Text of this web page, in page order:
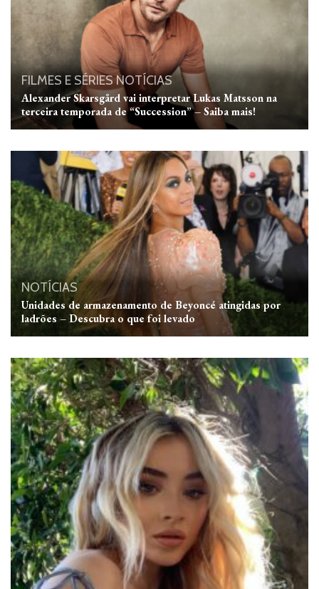
FILMES E SÉRIES NOTÍCIAS
Alexander Skarsgård vai interpretar Lukas Matsson na
terceira temporada de “Succession” – Saiba mais!
NOTÍCIAS
Unidades de armazenamento de Beyoncé atingidas por
ladrões – Descubra o que foi levado